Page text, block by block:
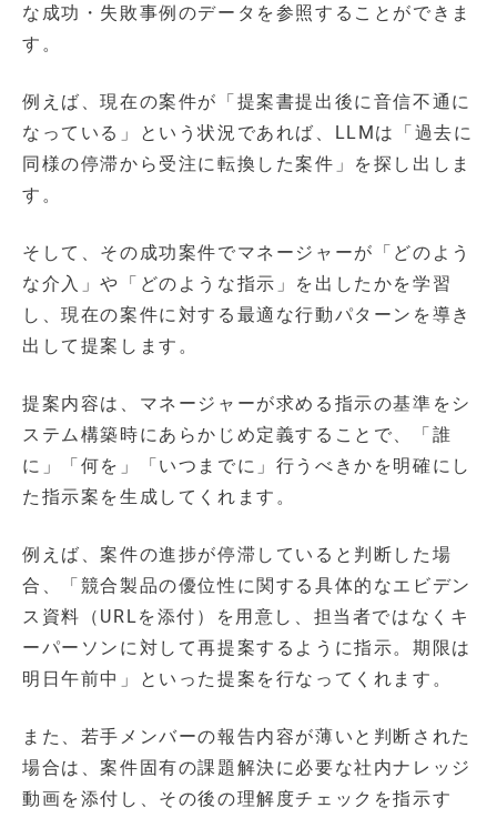
な成功・失敗事例のデータを参照することができま
す。
例えば、現在の案件が「提案書提出後に音信不通に
なっている」という状況であれば、LLMは「過去に
同様の停滞から受注に転換した案件」を探し出しま
す。
そして、その成功案件でマネージャーが「どのよう
な介入」や「どのような指示」を出したかを学習
し、現在の案件に対する最適な行動パターンを導き
出して提案します。
提案内容は、マネージャーが求める指示の基準をシ
ステム構築時にあらかじめ定義することで、「誰
に」「何を」「いつまでに」行うべきかを明確にし
た指示案を生成してくれます。
例えば、案件の進捗が停滞していると判断した場
合、「競合製品の優位性に関する具体的なエビデン
ス資料（URLを添付）を用意し、担当者ではなくキ
ーパーソンに対して再提案するように指示。期限は
明日午前中」といった提案を行なってくれます。
また、若手メンバーの報告内容が薄いと判断された
場合は、案件固有の課題解決に必要な社内ナレッジ
動画を添付し、その後の理解度チェックを指示す